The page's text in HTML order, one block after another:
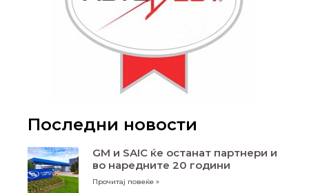
Последни новости
GM и SAIC ќе останат партнери и
во наредните 20 години
Прочитај повеќе »